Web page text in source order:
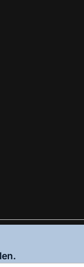
instellingen